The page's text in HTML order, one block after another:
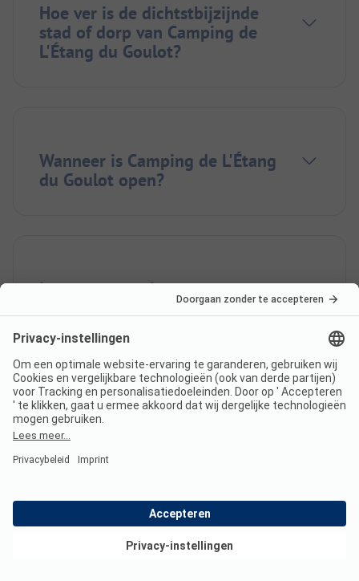
Hoe ver is de dichtstbijzijnde
stad of dorp van Camping de
L'Étang du Goulot?
Wanneer is Camping de L'Étang
du Goulot open?
Is er een complete
camperservicestation op
Camping de L'Étang du Goulot?
Bekijk deals